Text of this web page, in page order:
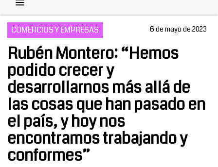
COMERCIOS Y EMPRESAS 6 de mayo de 2023
Rubén Montero: “Hemos
podido crecer y
desarrollarnos más allá de
las cosas que han pasado en
el país, y hoy nos
encontramos trabajando y
conformes”